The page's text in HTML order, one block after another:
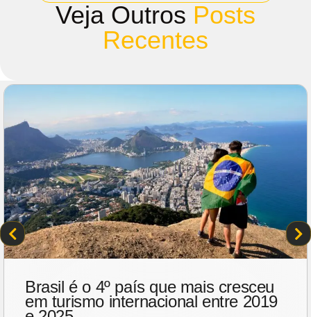
Veja Outros Posts
Recentes
Brasil é o 4º país que mais cresceu
em turismo internacional entre 2019